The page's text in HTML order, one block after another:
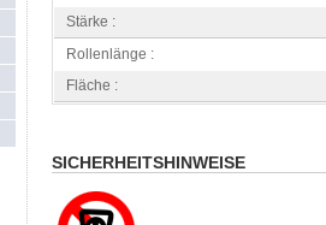
Stärke :
Rollenlänge :
Fläche :
SICHERHEITSHINWEISE